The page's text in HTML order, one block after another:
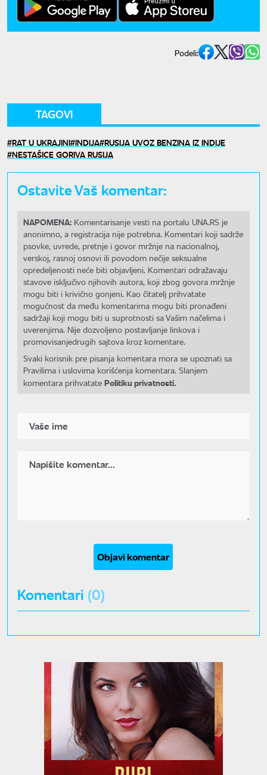
Podeli:
TAGOVI
RAT U UKRAJINI INDIJA RUSIJA UVOZ BENZINA IZ INDIJE
NESTAŠICE GORIVA RUSIJA
Ostavite Vaš komentar:
NAPOMENA: Komentarisanje vesti na portalu UNA.RS je
anonimno, a registracija nije potrebna. Komentari koji sadrže
psovke, uvrede, pretnje i govor mržnje na nacionalnoj,
verskoj, rasnoj osnovi ili povodom nečije seksualne
opredeljenosti neće biti objavljeni. Komentari odražavaju
stavove isključivo njihovih autora, koji zbog govora mržnje
mogu biti i krivično gonjeni. Kao čitatelj prihvatate
mogućnost da među komentarima mogu biti pronađeni
sadržaji koji mogu biti u suprotnosti sa Vašim načelima i
uverenjima. Nije dozvoljeno postavljanje linkova i
promovisanjedrugih sajtova kroz komentare.
Svaki korisnik pre pisanja komentara mora se upoznati sa
Pravilima i uslovima korišćenja komentara. Slanjem
komentara prihvatate Politiku privatnosti.
Objavi komentar
Komentari (0)